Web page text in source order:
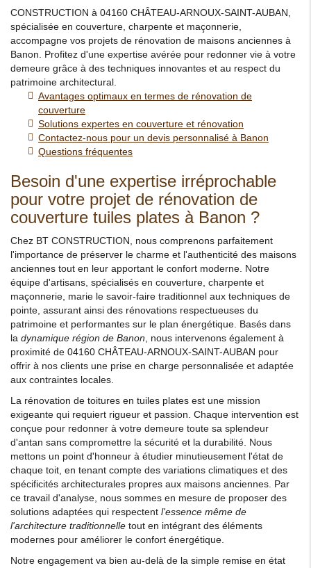
CONSTRUCTION à 04160 CHÂTEAU-ARNOUX-SAINT-AUBAN,
spécialisée en couverture, charpente et maçonnerie,
accompagne vos projets de rénovation de maisons anciennes à
Banon. Profitez d'une expertise avérée pour redonner vie à votre
demeure grâce à des techniques innovantes et au respect du
patrimoine architectural.
Avantages optimaux en termes de rénovation de
couverture
Solutions expertes en couverture et rénovation
Contactez-nous pour un devis personnalisé à Banon
Questions fréquentes
Besoin d'une expertise irréprochable
pour votre projet de rénovation de
couverture tuiles plates à Banon ?
Chez BT CONSTRUCTION, nous comprenons parfaitement
l'importance de préserver le charme et l'authenticité des maisons
anciennes tout en leur apportant le confort moderne. Notre
équipe d'artisans, spécialisés en couverture, charpente et
maçonnerie, marie le savoir-faire traditionnel aux techniques de
pointe, assurant ainsi des rénovations respectueuses du
patrimoine et performantes sur le plan énergétique. Basés dans
la dynamique région de Banon , nous intervenons également à
proximité de 04160 CHÂTEAU-ARNOUX-SAINT-AUBAN pour
offrir à nos clients une prise en charge personnalisée et adaptée
aux contraintes locales.
La rénovation de toitures en tuiles plates est une mission
exigeante qui requiert rigueur et passion. Chaque intervention est
conçue pour redonner à votre demeure toute sa splendeur
d'antan sans compromettre la sécurité et la durabilité. Nous
mettons un point d'honneur à étudier minutieusement l'état de
chaque toit, en tenant compte des variations climatiques et des
spécificités architecturales propres aux maisons anciennes. Par
ce travail d'analyse, nous sommes en mesure de proposer des
solutions adaptées qui respectent l'essence même de
l'architecture traditionnelle tout en intégrant des éléments
modernes pour améliorer le confort énergétique.
Notre engagement va bien au-delà de la simple remise en état